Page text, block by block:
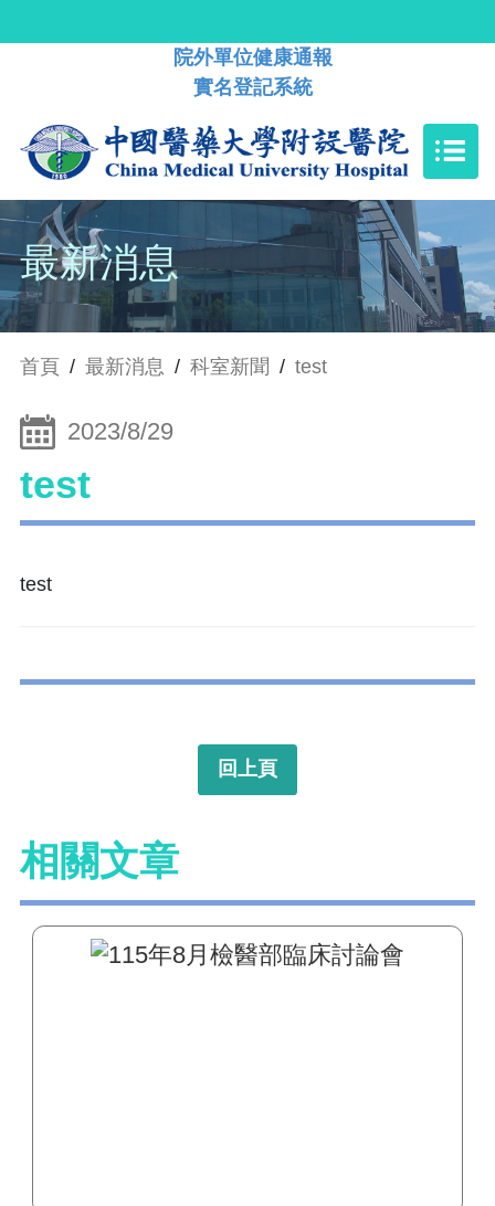
院外單位健康通報
實名登記系統
最新消息
首頁 / 最新消息 / 科室新聞 / test
2023/8/29
test
test
回上頁
相關文章